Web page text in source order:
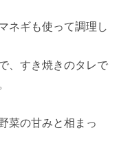
ネギも使って調理し
、すき焼きのタレで
菜の甘みと相まっ